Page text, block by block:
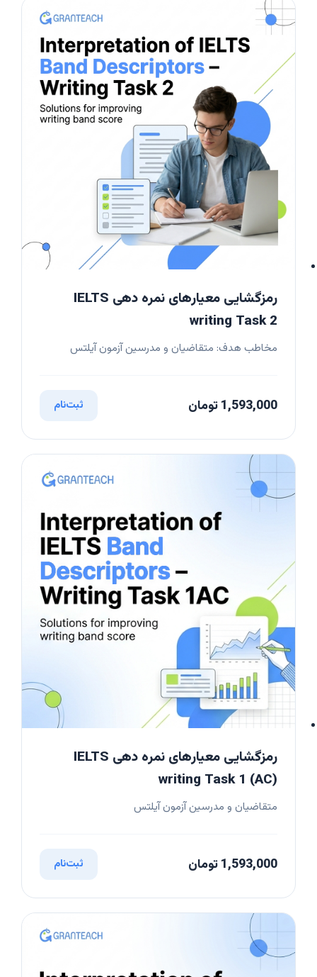
رمزگشایی معیارهای نمره دهی IELTS
writing Task 2
مخاطب هدف: متقاضیان و مدرسین آزمون آیلتس
1,593,000 تومان ثبت‌نام
رمزگشایی معیارهای نمره دهی IELTS
writing Task 1 (AC)
متقاضیان و مدرسین آزمون آیلتس
1,593,000 تومان ثبت‌نام